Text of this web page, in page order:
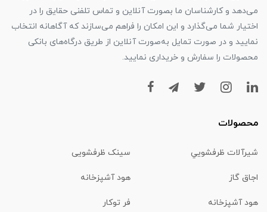
می‌دهد و کارشناسان ما بصورت آنلاین و تماس تلفنی حقایق را در
اختیار شما می‌گذارد و این امکان را فراهم می‌سازند که آگاهانه انتخاب
نمایید و در صورت تمایل به‌صورت آنلاین از طریق درگاه‌های بانکی
محصولات را سفارش و خریداری نمایید.
محصولات
شیرآلات ظرفشويي سینک ظرفشویی
اجاق گاز هود آشپزخانه
هود آشپزخانه فر توکار